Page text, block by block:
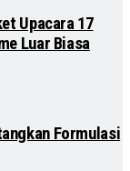
Upacara 17
Luar Biasa
Formulasi